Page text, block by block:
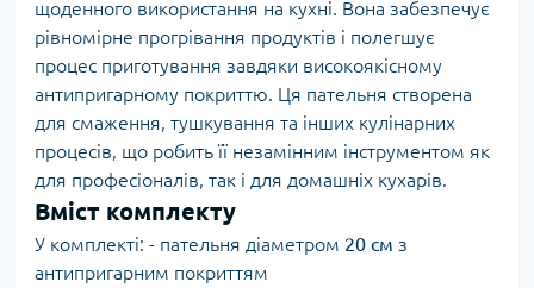
щоденного використання на кухні. Вона забезпечує
рівномірне прогрівання продуктів і полегшує
процес приготування завдяки високоякісному
антипригарному покриттю. Ця пательня створена
для смаження, тушкування та інших кулінарних
процесів, що робить її незамінним інструментом як
для професіоналів, так і для домашніх кухарів.
Вміст комплекту
У комплекті: - пательня діаметром 20 см з
антипригарним покриттям